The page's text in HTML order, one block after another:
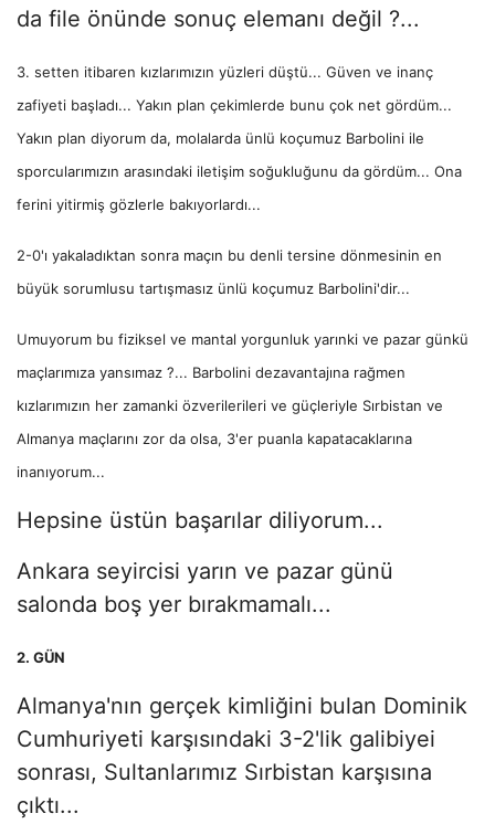
da file önünde sonuç elemanı değil ?...
3. setten itibaren kızlarımızın yüzleri düştü... Güven ve inanç
zafiyeti başladı... Yakın plan çekimlerde bunu çok net gördüm...
Yakın plan diyorum da, molalarda ünlü koçumuz Barbolini ile
sporcularımızın arasındaki iletişim soğukluğunu da gördüm... Ona
ferini yitirmiş gözlerle bakıyorlardı...
2-0'ı yakaladıktan sonra maçın bu denli tersine dönmesinin en
büyük sorumlusu tartışmasız ünlü koçumuz Barbolini'dir...
Umuyorum bu fiziksel ve mantal yorgunluk yarınki ve pazar günkü
maçlarımıza yansımaz ?... Barbolini dezavantajına rağmen
kızlarımızın her zamanki özverilerileri ve güçleriyle Sırbistan ve
Almanya maçlarını zor da olsa, 3'er puanla kapatacaklarına
inanıyorum...
Hepsine üstün başarılar diliyorum...
Ankara seyircisi yarın ve pazar günü
salonda boş yer bırakmamalı...
2. GÜN
Almanya'nın gerçek kimliğini bulan Dominik
Cumhuriyeti karşısındaki 3-2'lik galibiyei
sonrası, Sultanlarımız Sırbistan karşısına
çıktı...